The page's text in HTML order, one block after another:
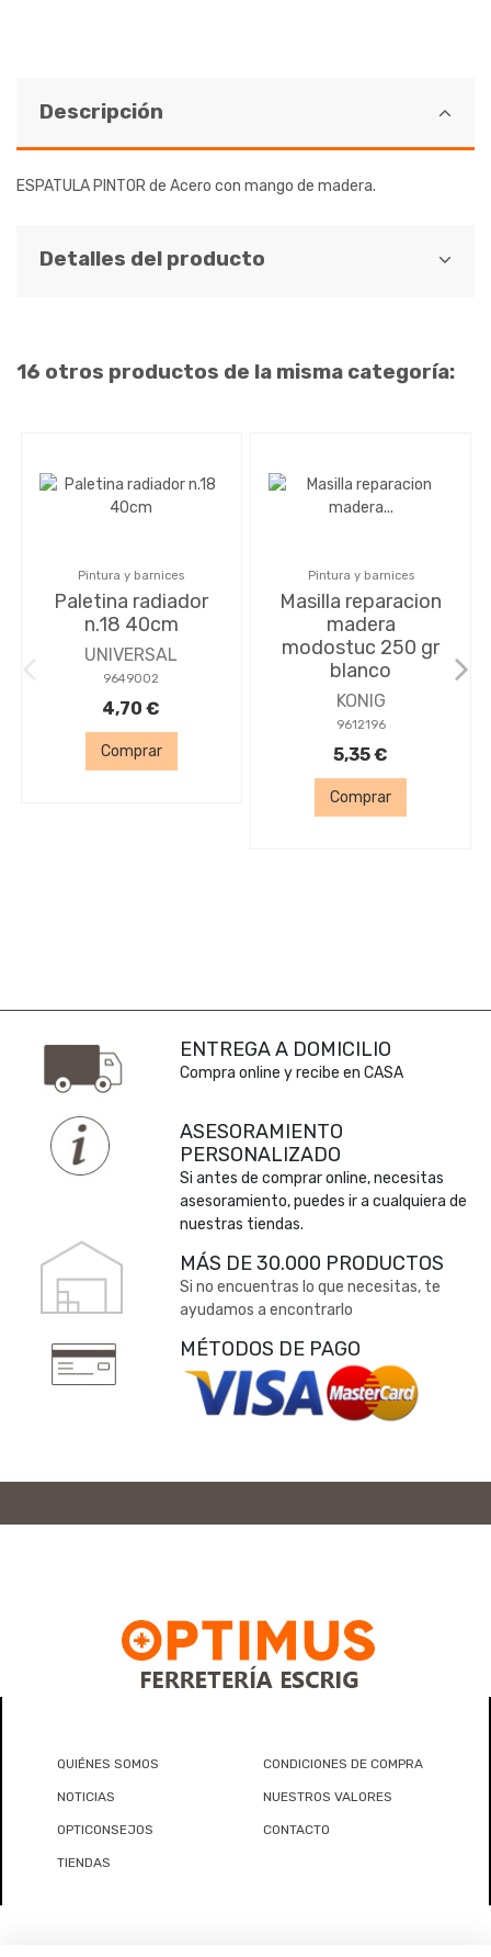
Descripción
ESPATULA PINTOR de Acero con mango de madera.
Detalles del producto
16 otros productos de la misma categoría:
Pintura y barnices
Paletina radiador
n.18 40cm
UNIVERSAL
9649002
4,70 €
Comprar
Pintura y barnices
Masilla reparacion
madera
modostuc 250 gr
blanco
KONIG
9612196
5,35 €
Comprar
ENTREGA A DOMICILIO
Compra online y recibe en CASA
ASESORAMIENTO
PERSONALIZADO
Si antes de comprar online, necesitas
asesoramiento, puedes ir a cualquiera de
nuestras tiendas.
MÁS DE 30.000 PRODUCTOS
Si no encuentras lo que necesitas, te
ayudamos a encontrarlo
MÉTODOS DE PAGO
QUIÉNES SOMOS CONDICIONES DE COMPRA
NOTICIAS NUESTROS VALORES
OPTICONSEJOS CONTACTO
TIENDAS